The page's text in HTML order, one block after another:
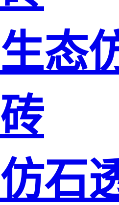
生态
砖
仿石